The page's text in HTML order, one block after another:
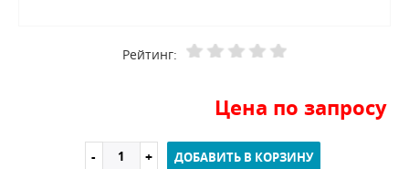
Рейтинг:
Цена по запросу
ДОБАВИТЬ В КОРЗИНУ